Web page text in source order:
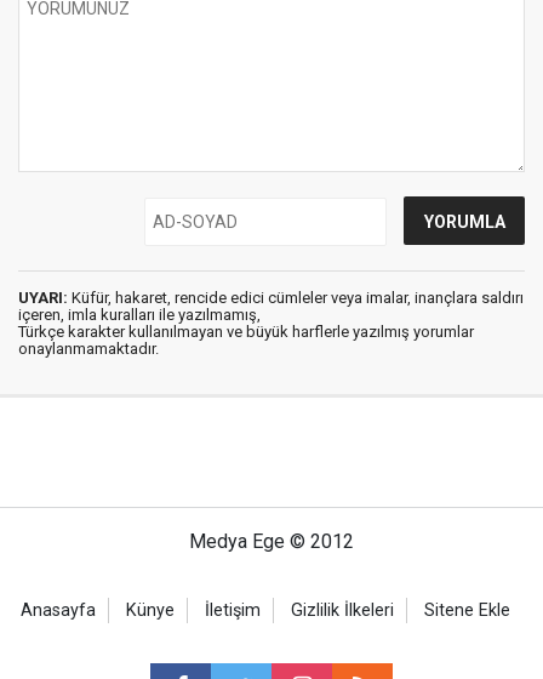
UYARI: Küfür, hakaret, rencide edici cümleler veya imalar, inançlara saldırı
içeren, imla kuralları ile yazılmamış,
Türkçe karakter kullanılmayan ve büyük harflerle yazılmış yorumlar
onaylanmamaktadır.
Medya Ege © 2012
Anasayfa Künye İletişim Gizlilik İlkeleri Sitene Ekle